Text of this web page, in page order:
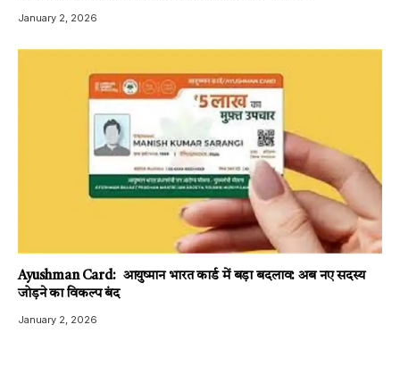
January 2, 2026
Ayushman Card: आयुष्मान भारत कार्ड में बड़ा बदलाव: अब नए सदस्य
जोड़ने का विकल्प बंद
January 2, 2026